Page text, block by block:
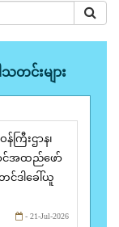
တင်းများ
ကြီးဌာန၊
င်အထည်ဖော်
င်ဒါခေါ်ယူ
- 21-Jul-2026